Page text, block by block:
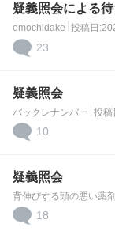
疑義照会による
omochidake 投稿日
23
疑義照会
バックレナンバー 投稿
10
疑義照会
背伸びする頭の悪い薬
18